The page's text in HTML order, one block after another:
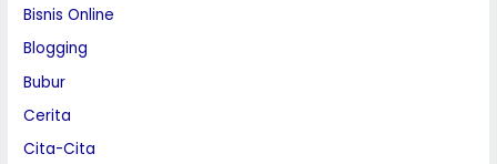
Bisnis Online
Blogging
Bubur
Cerita
Cita-Cita